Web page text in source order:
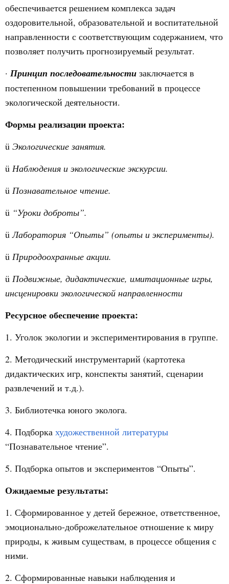
обеспечивается решением комплекса задач
оздоровительной, образовательной и воспитательной
направленности с соответствующим содержанием, что
позволяет получить прогнозируемый результат.
· Принцип последовательности заключается в
постепенном повышении требований в процессе
экологической деятельности.
Формы реализации проекта:
ü Экологические занятия.
ü Наблюдения и экологические экскурсии.
ü Познавательное чтение.
ü “Уроки доброты”.
üЛаборатория “Опыты” (опыты и эксперименты).
ü Природоохранные акции.
ü Подвижные, дидактические, имитационные игры,
инсценировки экологической направленности
Ресурсное обеспечение проекта:
1. Уголок экологии и экспериментирования в группе.
2. Методический инструментарий (картотека
дидактических игр, конспекты занятий, сценарии
развлечений и т.д.).
3. Библиотечка юного эколога.
4. Подборка художественной литературы
“Познавательное чтение”.
5. Подборка опытов и экспериментов “Опыты”.
Ожидаемые результаты:
1. Сформированное у детей бережное, ответственное,
эмоционально-доброжелательное отношение к миру
природы, к живым существам, в процессе общения с
ними.
2. Сформированные навыки наблюдения и